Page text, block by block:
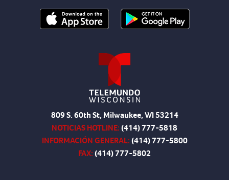
809 S. 60th St, Milwaukee, WI 53214
NOTICIAS HOTLINE:(414) 777-5818
INFORMACIÓN GENERAL:(414) 777-5800
FAX:(414) 777-5802